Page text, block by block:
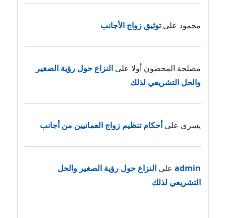
محمود علىتوثيق زواج الأجانب
مصلحة المحضون أولا علىالنزاع حول رؤية الصغير
والحل التشريعي لذلك
يسرى علىأحكام تنظيم زواج العمانيين من أجانب
admin علىالنزاع حول رؤية الصغير والحل
التشريعي لذلك